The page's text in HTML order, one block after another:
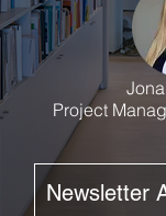
Project
Newsletter